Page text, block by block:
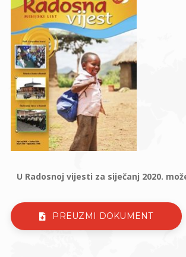
U Radosnoj vijesti za siječanj 2020.
PREUZMI DOKUMENT